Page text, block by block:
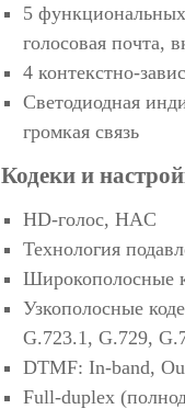
5
голосовая почта,
4 контекстно-
Светодиодная
громкая связь
Кодеки и
HD-голос, HAC
Технология
Широкополосные
Узкополосные
G.723.1, G.729,
DTMF: In-band,
Full-duplex